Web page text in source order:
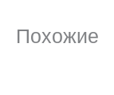
Похожие